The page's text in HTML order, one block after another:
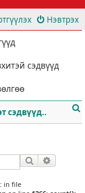
Нэвтрэх
сэдвүүд
сэдвүүд..
Хайлт
: in file